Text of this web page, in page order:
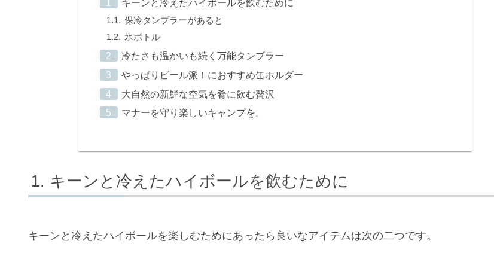
キーンと冷えたハイボールを飲むために
保冷タンブラーがあると
氷ボトル
冷たさも温かいも続く万能タンブラー
やっぱりビール派！におすすめ缶ホルダー
大自然の新鮮な空気を肴に飲む贅沢
マナーを守り楽しいキャンプを。
キーンと冷えたハイボールを飲むために
キーンと冷えたハイボールを楽しむためにあったら良いなアイテムは次の二つです。